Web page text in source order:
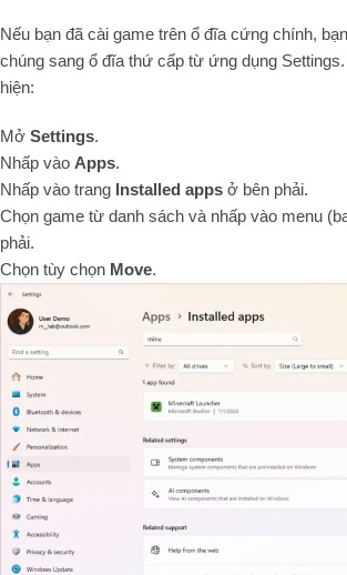
Nếu bạn đã cài game trên ổ đĩa cứng chính,
chúng sang ổ đĩa thứ cấp từ ứng dụng
hiện:
Mở Settings.
Nhấp vào Apps.
Nhấp vào trang Installed apps ở bên phải.
Chọn game từ danh sách và nhấp vào menu
phải.
Chọn tùy chọn Move.